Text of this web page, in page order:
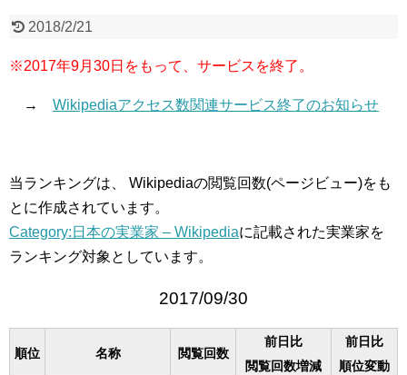
2018/2/21
※2017年9月30日をもって、サービスを終了。
→ Wikipediaアクセス数関連サービス終了のお知らせ
当ランキングは、 Wikipediaの閲覧回数(ページビュー)をも
とに作成されています。
Category:日本の実業家 – Wikipediaに記載された実業家を
ランキング対象としています。
2017/09/30
順位 名称 閲覧回数
前日比
閲覧回数増減
前日比
順位変動